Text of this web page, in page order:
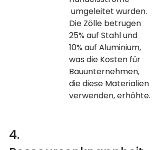
umgeleitet wurden.
Die Zölle betrugen
25% auf Stahl und
10% auf Aluminium,
was die Kosten für
Bauunternehmen,
die diese Materialien
verwenden, erhöhte.
4.